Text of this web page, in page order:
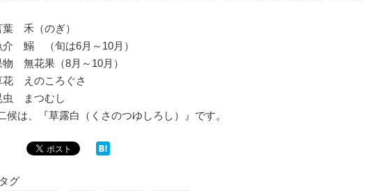
葉 禾（のぎ）
介 鰯 （旬は6月～10月）
物 無花果（8月～10月）
花 えのころぐさ
虫 まつむし
候は、『草露白（くさのつゆしろし）』です。
グ